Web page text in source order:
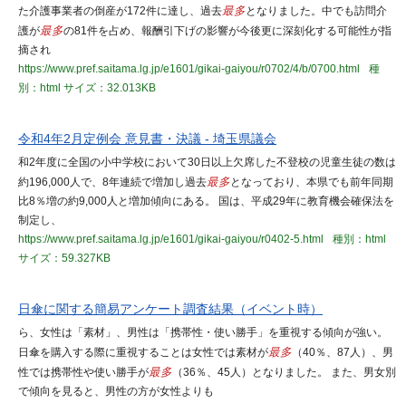
た介護事業者の倒産が172件に達し、過去最多 となりました。中でも訪問介
護が最多の81件を占め、報酬引下げの影響が今後更に深刻化する可能性が指
摘され
https://www.pref.saitama.lg.jp/e1601/gikai-gaiyou/r0702/4/b/0700.html
種
別：html サイズ：32.013KB
令和4年2月定例会 意見書・決議 - 埼玉県議会
和2年度に全国の小中学校において30日以上欠席した不登校の児童生徒の数は
約196,000人で、8年連続で増加し過去最多 となっており、本県でも前年同期
比8％増の約9,000人と増加傾向にある。 国は、平成29年に教育機会確保法を
制定し、
https://www.pref.saitama.lg.jp/e1601/gikai-gaiyou/r0402-5.html
種別：html
サイズ：59.327KB
日傘に関する簡易アンケート調査結果（イベント時）
ら、女性は「素材」、男性は「携帯性・使い勝手」を重視する傾向が強い。
日傘を購入する際に重視することは女性では素材が最多 （40％、87人）、男
性では携帯性や使い勝手が最多 （36％、45人）となりました。 また、男女別
で傾向を見ると、男性の方が女性よりも